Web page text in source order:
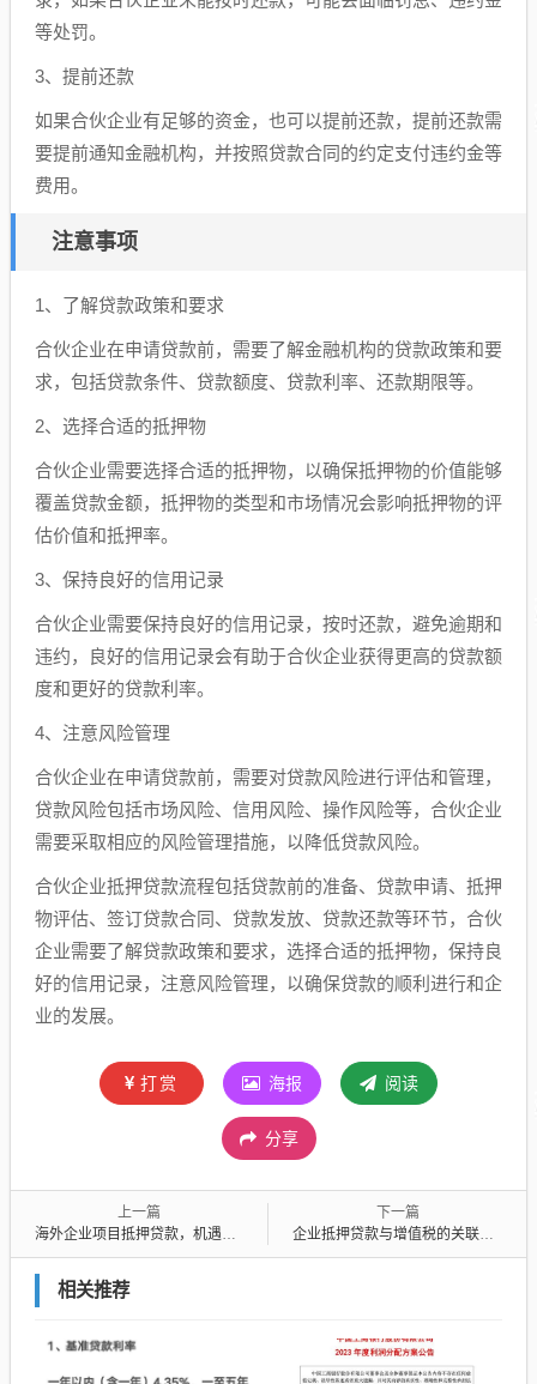
等处罚。
3、提前还款
如果合伙企业有足够的资金，也可以提前还款，提前还款需
要提前通知金融机构，并按照贷款合同的约定支付违约金等
费用。
注意事项
1、了解贷款政策和要求
合伙企业在申请贷款前，需要了解金融机构的贷款政策和要
求，包括贷款条件、贷款额度、贷款利率、还款期限等。
2、选择合适的抵押物
合伙企业需要选择合适的抵押物，以确保抵押物的价值能够
覆盖贷款金额，抵押物的类型和市场情况会影响抵押物的评
估价值和抵押率。
3、保持良好的信用记录
合伙企业需要保持良好的信用记录，按时还款，避免逾期和
违约，良好的信用记录会有助于合伙企业获得更高的贷款额
度和更好的贷款利率。
4、注意风险管理
合伙企业在申请贷款前，需要对贷款风险进行评估和管理，
贷款风险包括市场风险、信用风险、操作风险等，合伙企业
需要采取相应的风险管理措施，以降低贷款风险。
合伙企业抵押贷款流程包括贷款前的准备、贷款申请、抵押
物评估、签订贷款合同、贷款发放、贷款还款等环节，合伙
企业需要了解贷款政策和要求，选择合适的抵押物，保持良
好的信用记录，注意风险管理，以确保贷款的顺利进行和企
业的发展。
打赏 海报 阅读
分享
上一篇
海外企业项目抵押贷款，机遇与挑战并存
下一篇
企业抵押贷款与增值税的关联及影响
相关推荐